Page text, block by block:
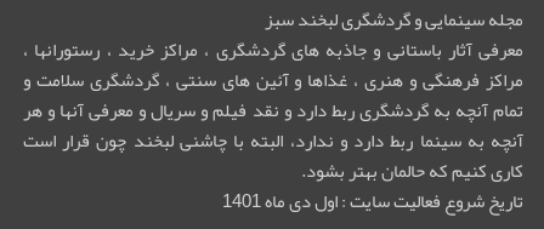
مجله سینمایی و گردشگری لبخند سبز
معرفی آثار باستانی و جاذبه های گردشگری ، مراکز خرید ، رستورانها ،
مراکز فرهنگی و هنری ، غذاها و آئین های سنتی ، گردشگری سلامت و
تمام آنچه به گردشگری ربط دارد و نقد فیلم و سریال و معرفی آنها و هر
آنچه به سینما ربط دارد و ندارد، البته با چاشنی لبخند چون قرار است
کاری کنیم که حالمان بهتر بشود.
تاریخ شروع فعالیت سایت : اول دی ماه 1401